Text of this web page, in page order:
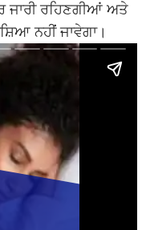
ਰਹਿਣਗੀਆਂ ਅਤੇ
ਨਹੀਂ ਜਾਵੇਗਾ।